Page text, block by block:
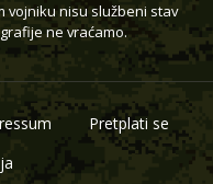
vojniku nisu službeni stav
ne vraćamo.
Pretplati se